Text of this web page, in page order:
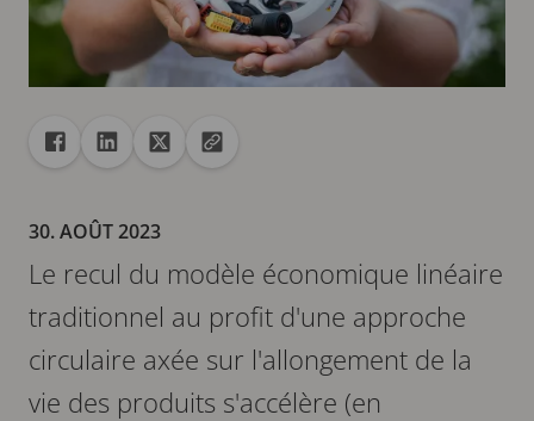
Partager
Partager dans Facebook
Partager dans Linkedin
Partager dans X
Copier url dans le presse-papiers
30. AOÛT 2023
Le recul du modèle économique linéaire
traditionnel au profit d'une approche
circulaire axée sur l'allongement de la
vie des produits s'accélère (en